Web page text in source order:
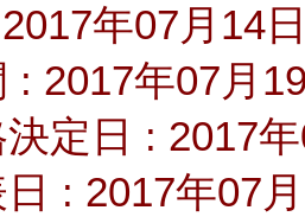
年07月14
: 2017年07月
定日 : 2017
: 2017年07